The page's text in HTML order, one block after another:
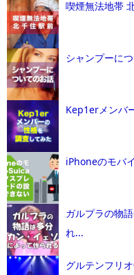
喫煙無法地帯
シャンプーに
Kep1erメンバ
iPhoneのモバ
ガルプラの物
れ...
グルテンフリ